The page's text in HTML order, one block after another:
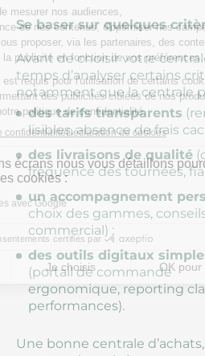
Se baser sur quelques
Avant de choisir votre
temps d’analyser certains
notamment que la centrale
des tarifs transparents
lisibles, absence de frais
des livraisons de qualité
fréquence des tournées,
un accompagnement
choix des gammes,
commercial) ;
des outils digitaux
(portail de commande
ergonomique, reporting
performances).
Une bonne centrale